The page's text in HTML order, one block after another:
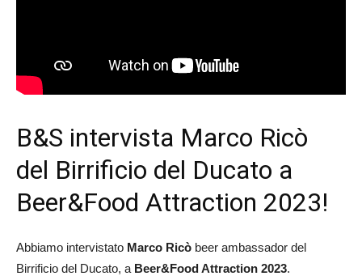
B&S intervista Marco Ricò
del Birrificio del Ducato a
Beer&Food Attraction 2023!
Abbiamo intervistato Marco Ricò beer ambassador del
Birrificio del Ducato, a Beer&Food Attraction 2023.